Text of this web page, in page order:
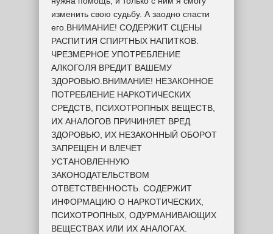
изменить свою судьбу. А заодно спасти
его.ВНИМАНИЕ! СОДЕРЖИТ СЦЕНЫ
РАСПИТИЯ СПИРТНЫХ НАПИТКОВ.
ЧРЕЗМЕРНОЕ УПОТРЕБЛЕНИЕ
АЛКОГОЛЯ ВРЕДИТ ВАШЕМУ
ЗДОРОВЬЮ.ВНИМАНИЕ! НЕЗАКОННОЕ
ПОТРЕБЛЕНИЕ НАРКОТИЧЕСКИХ
СРЕДСТВ, ПСИХОТРОПНЫХ ВЕЩЕСТВ,
ИХ АНАЛОГОВ ПРИЧИНЯЕТ ВРЕД
ЗДОРОВЬЮ, ИХ НЕЗАКОННЫЙ ОБОРОТ
ЗАПРЕЩЕН И ВЛЕЧЕТ
УСТАНОВЛЕННУЮ
ЗАКОНОДАТЕЛЬСТВОМ
ОТВЕТСТВЕННОСТЬ. СОДЕРЖИТ
ИНФОРМАЦИЮ О НАРКОТИЧЕСКИХ,
ПСИХОТРОПНЫХ, ОДУРМАНИВАЮЩИХ
ВЕЩЕСТВАХ ИЛИ ИХ АНАЛОГАХ.